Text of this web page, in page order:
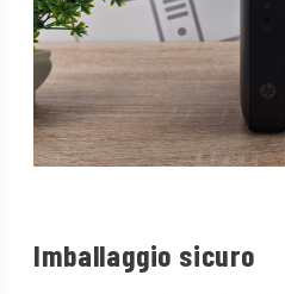
Imballaggio sicuro